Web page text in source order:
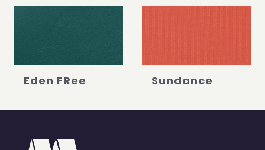
Eden FRee Sundance